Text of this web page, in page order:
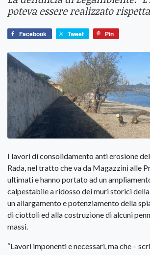
poteva essere realizzato
Facebook Tweet Pin
I lavori di consolidamento anti erosione
Rada, nel tratto che va da Magazzini alle
ultimati e hanno portato ad un
calpestabile a ridosso dei muri storici della
un allargamento e potenziamento della
di ciottoli ed alla costruzione di alcuni
massi.
“Lavori imponenti e necessari, ma che –